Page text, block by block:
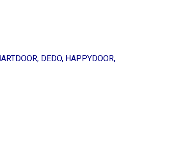
DEDO, HAPPYDOOR,